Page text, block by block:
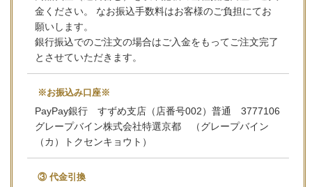
金ください。 なお振込手数料はお客様のご負担にてお
願いします。
銀行振込でのご注文の場合はご入金をもってご注文完了
とさせていただきます。
※お振込み口座※
PayPay銀行 すずめ支店（店番号002）普通 3777106
グレープバイン株式会社特選京都 （グレープバイン
（カ）トクセンキョウト）
③ 代金引換